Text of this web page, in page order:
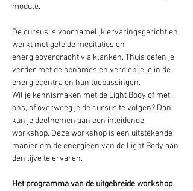
module.
De cursus is voornamelijk ervaringsgericht en
werkt met geleide meditaties en
energieoverdracht via klanken. Thuis oefen je
verder met de opnames en verdiep je je in de
energiecentra en hun toepassingen.
Wil je kennismaken met de Light Body of met
ons, of overweeg je de cursus te volgen? Dan
kun je deelnemen aan een inleidende
workshop. Deze workshop is een uitstekende
manier om de energieën van de Light Body aan
den lijve te ervaren.
Het programma van de uitgebreide workshop